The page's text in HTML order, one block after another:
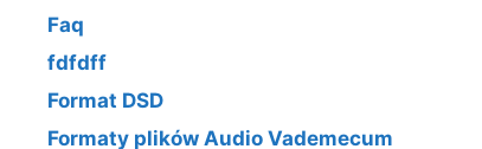
Faq
fdfdff
Format DSD
Formaty plików Audio Vademecum